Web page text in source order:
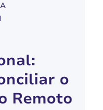
preparamos
com
deliciosas
o
Remoto